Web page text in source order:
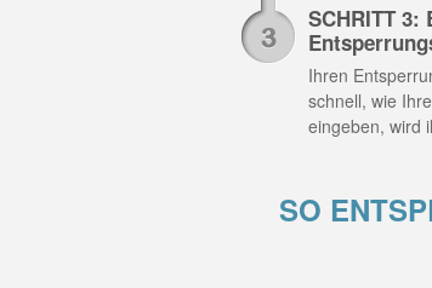
SCHRITT 3:
Ihren
schnell, wie
eingeben, wird
SO